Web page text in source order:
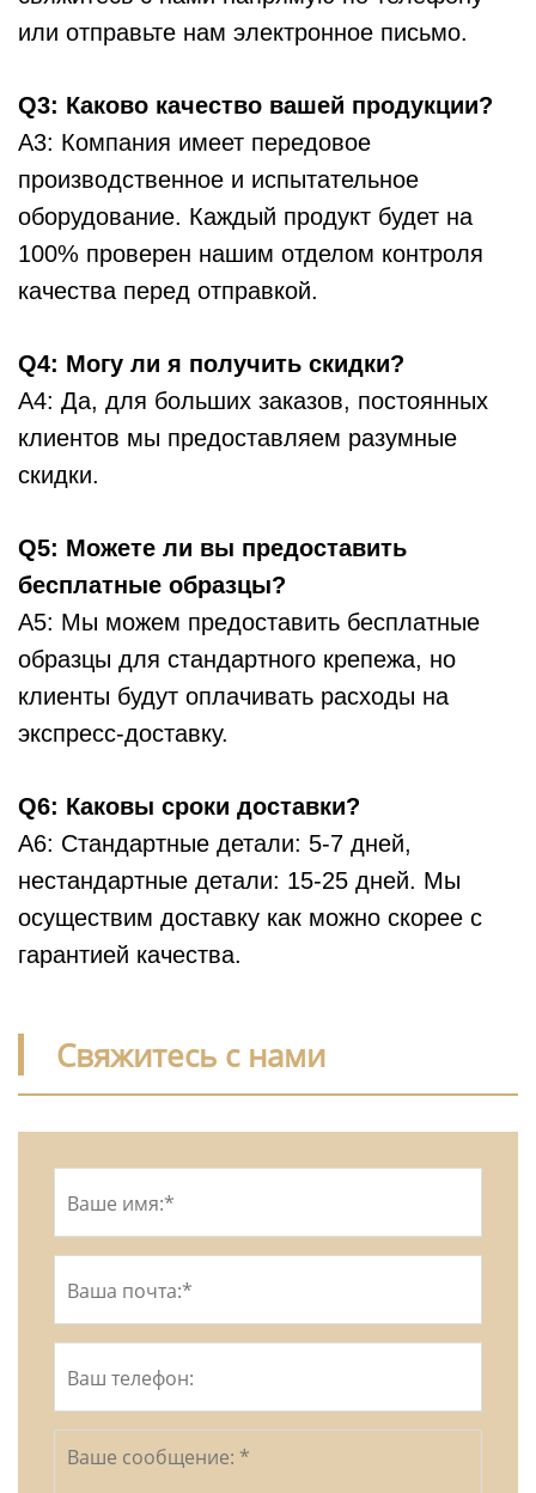
или отправьте нам электронное письмо.
Q3: Каково качество вашей продукции?
A3: Компания имеет передовое
производственное и испытательное
оборудование. Каждый продукт будет на
100% проверен нашим отделом контроля
качества перед отправкой.
Q4: Могу ли я получить скидки?
A4: Да, для больших заказов, постоянных
клиентов мы предоставляем разумные
скидки.
Q5: Можете ли вы предоставить
бесплатные образцы?
A5: Мы можем предоставить бесплатные
образцы для стандартного крепежа, но
клиенты будут оплачивать расходы на
экспресс-доставку.
Q6: Каковы сроки доставки?
A6: Стандартные детали: 5-7 дней,
нестандартные детали: 15-25 дней. Мы
осуществим доставку как можно скорее с
гарантией качества.
Свяжитесь с нами